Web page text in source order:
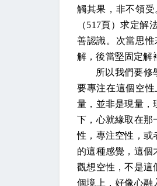
觸其果，非不領
（517頁）求定解
善認識。次當思
解，後當堅固定解
所以我們要修
要專注在這個空
量，並非是現量，
下，心就緣取在那
性，專注空性，或
的這種感覺，這個
觀想空性，不是這
個境上，好像心融